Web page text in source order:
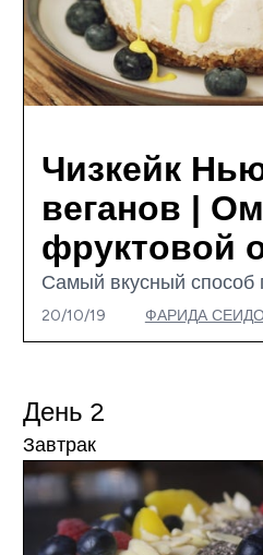
Чизкейк
веганов |
фруктовой
Самый вкусный способ
20/10/19 ФАРИДА
День 2
Завтрак